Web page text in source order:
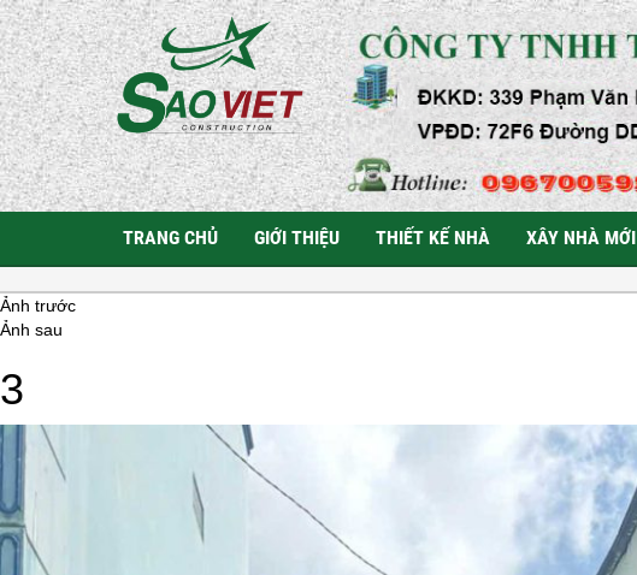
TRANG CHỦ GIỚI THIỆU THIẾT KẾ NHÀ XÂY NHÀ MỚI
Ảnh trước
Ảnh sau
3